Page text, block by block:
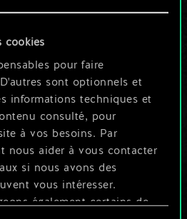
cookies
pour faire
sont optionnels et
informations techniques et
consulté, pour
à vos besoins. Par
nous aider à vous contacter
si nous avons des
vous intéresser.
également certains de
jeu de
partagé.
peut être
plus !
jeu et créer un guide
le jeu